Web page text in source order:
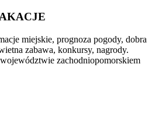
miejskie, prognoza pogody, dobra
zabawa, konkursy, nagrody.
zachodniopomorskiem